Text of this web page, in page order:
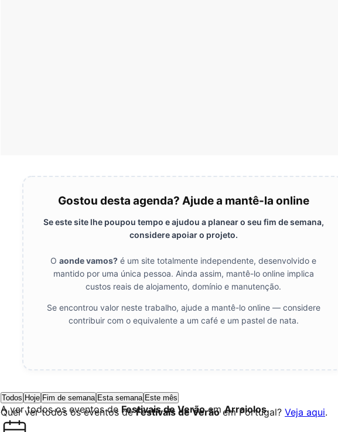
Gostou desta agenda? Ajude a mantê-la online
Se este site lhe poupou tempo e ajudou a planear o seu fim de semana,
considere apoiar o projeto.
O aonde vamos? é um site totalmente independente, desenvolvido e
mantido por uma única pessoa. Ainda assim, mantê-lo online implica
custos reais de alojamento, domínio e manutenção.
Se encontrou valor neste trabalho, ajude a mantê-lo online — considere
contribuir com o equivalente a um café e um pastel de nata.
Todos Hoje Fim de semana Esta semana Este mês
A ver todos os eventos de Festivais de VerãoemArraiolos.
Quer ver todos os eventos deFestivais de Verãoem Portugal? Veja aqui.